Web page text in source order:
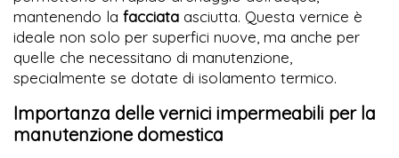
mantenendo la facciata asciutta. Questa vernice è
ideale non solo per superfici nuove, ma anche per
quelle che necessitano di manutenzione,
specialmente se dotate di isolamento termico.
Importanza delle vernici impermeabili per la
manutenzione domestica